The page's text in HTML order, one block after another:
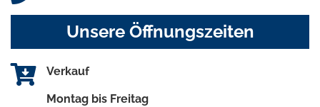
Unsere Öffnungszeiten
Verkauf
Montag bis Freitag